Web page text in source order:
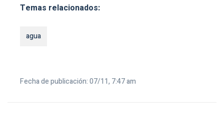
Temas relacionados:
agua
Fecha de publicación: 07/11, 7:47 am